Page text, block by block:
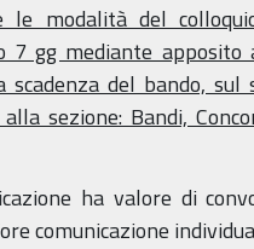
modalità del
7 gg mediante
scadenza del bando,
sezione: Bandi,
ha valore di
comunicazione